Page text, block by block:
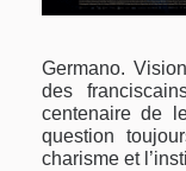
Germano.
des
centenaire de
question
charisme et